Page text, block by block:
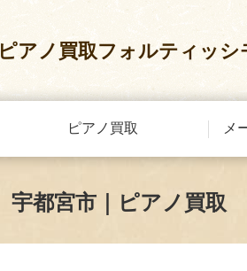
ピアノ買取フォルティッシ
ピアノ買取 メ
宇都宮市｜ピアノ買取